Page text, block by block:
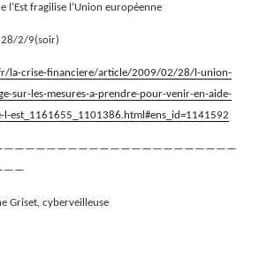
l’Est fragilise l’Union européenne
28/2/9(soir)
la-crise-financiere/article/2009/02/28/l-union-
sur-les-mesures-a-prendre-pour-venir-en-aide-
l-est_1161655_1101386.html#ens_id=1141592
Griset, cyberveilleuse